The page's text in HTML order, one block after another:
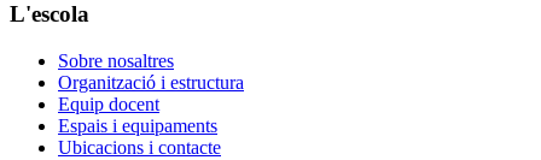
L'escola
Sobre nosaltres
Organització i estructura
Equip docent
Espais i equipaments
Ubicacions i contacte